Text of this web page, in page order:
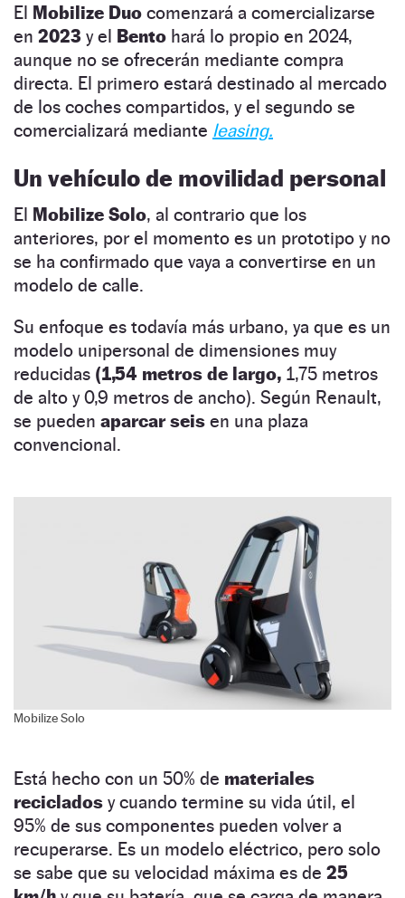
El Mobilize Duo comenzará a comercializarse
en 2023 y el Bento hará lo propio en 2024,
aunque no se ofrecerán mediante compra
directa. El primero estará destinado al mercado
de los coches compartidos, y el segundo se
comercializará mediante leasing.
Un vehículo de movilidad personal
El Mobilize Solo, al contrario que los
anteriores, por el momento es un prototipo y no
se ha confirmado que vaya a convertirse en un
modelo de calle.
Su enfoque es todavía más urbano, ya que es un
modelo unipersonal de dimensiones muy
reducidas (1,54 metros de largo, 1,75 metros
de alto y 0,9 metros de ancho). Según Renault,
se pueden aparcar seis en una plaza
convencional.
Mobilize Solo
Está hecho con un 50% de materiales
reciclados y cuando termine su vida útil, el
95% de sus componentes pueden volver a
recuperarse. Es un modelo eléctrico, pero solo
se sabe que su velocidad máxima es de 25